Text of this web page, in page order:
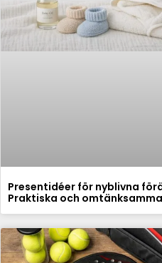
Presentidéer för nyblivna
Praktiska och